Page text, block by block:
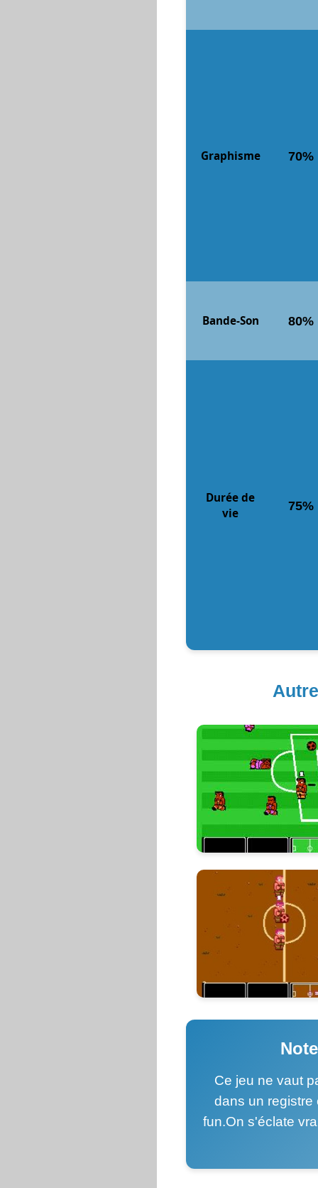
Graphisme 70%
Bande-Son 80%
Durée de
vie
75%
Ce jeu ne vaut
dans un registre
fun.On s'éclate